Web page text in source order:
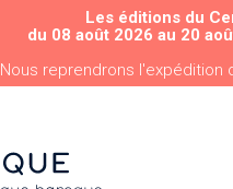
Les éditions du
du 08 août 2026 au 20
Nous reprendrons l'expédition